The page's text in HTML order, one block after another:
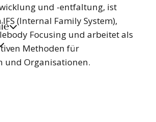
und -entfaltung, ist
(Internal Family System),
Focusing und arbeitet als
Methoden für
und Organisationen.